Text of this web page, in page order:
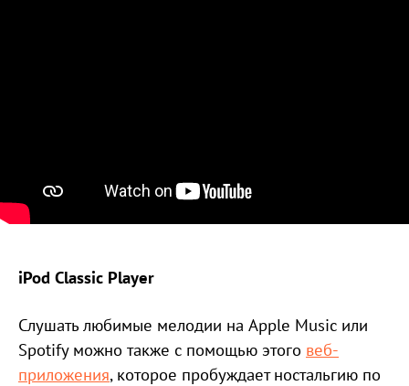
iPod Classic Player
Слушать любимые мелодии на Apple Music или
Spotify можно также с помощью этого веб-
приложения, которое пробуждает ностальгию по